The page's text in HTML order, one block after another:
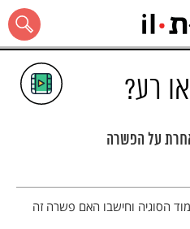
רע?
על הפשרה
הסוגיה וחישבו האם פשרה זה